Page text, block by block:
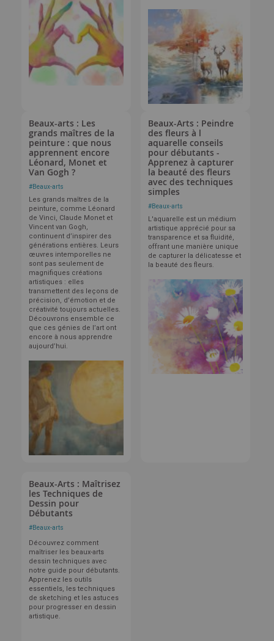
Beaux-arts : Les
grands maîtres de la
peinture : que nous
apprennent encore
Léonard, Monet et
Van Gogh ?
#Beaux-arts
Les grands maîtres de la
peinture, comme Léonard
de Vinci, Claude Monet et
Vincent van Gogh,
continuent d’inspirer des
générations entières. Leurs
œuvres intemporelles ne
sont pas seulement de
magnifiques créations
artistiques : elles
transmettent des leçons de
précision, d’émotion et de
créativité toujours actuelles.
Découvrons ensemble ce
que ces génies de l’art ont
encore à nous apprendre
aujourd’hui.
Beaux-Arts : Peindre
des fleurs à l
aquarelle conseils
pour débutants -
Apprenez à capturer
la beauté des fleurs
avec des techniques
simples
#Beaux-arts
L'aquarelle est un médium
artistique apprécié pour sa
transparence et sa fluidité,
offrant une manière unique
de capturer la délicatesse et
la beauté des fleurs.
Beaux-Arts : Maîtrisez
les Techniques de
Dessin pour
Débutants
#Beaux-arts
Découvrez comment
maîtriser les beaux-arts
dessin techniques avec
notre guide pour débutants.
Apprenez les outils
essentiels, les techniques
de sketching et les astuces
pour progresser en dessin
artistique.